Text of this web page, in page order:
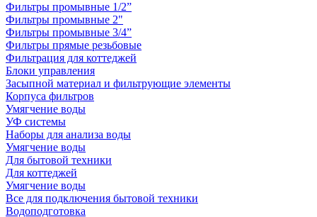
Фильтры промывные 1/2”
Фильтры промывные 2"
Фильтры промывные 3/4”
Фильтры прямые резьбовые
Фильтрация для коттеджей
Блоки управления
Засыпной материал и фильтрующие элементы
Корпуса фильтров
Умягчение воды
УФ системы
Наборы для анализа воды
Умягчение воды
Для бытовой техники
Для коттеджей
Умягчение воды
Все для подключения бытовой техники
Водоподготовка